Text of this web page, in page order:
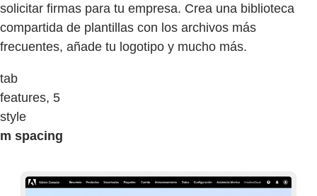
solicitar firmas para tu empresa. Crea una biblioteca
compartida de plantillas con los archivos más
frecuentes, añade tu logotipo y mucho más.
tab
features, 5
style
m spacing